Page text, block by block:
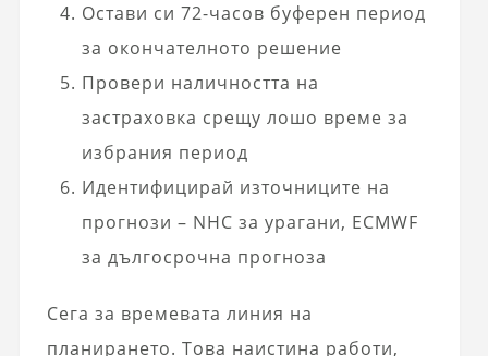
Остави си 72-часов буферен период
за окончателното решение
Провери наличността на
застраховка срещу лошо време за
избрания период
Идентифицирай източниците на
прогнози – NHC за урагани, ECMWF
за дългосрочна прогноза
Сега за времевата линия на
планирането. Това наистина работи,